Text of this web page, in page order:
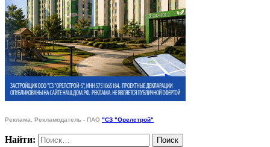
Реклама. Рекламодатель - ПАО "СЗ "Орелстрой"
Найти: